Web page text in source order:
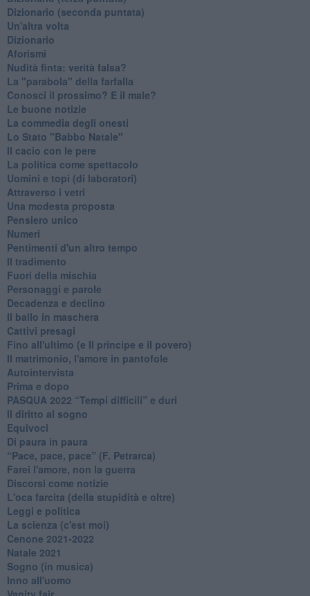
​Dizionario (seconda puntata)
Un'altra volta
Dizionario
Aforismi
Nudità finta: verità falsa?
La "parabola" della farfalla
Conosci il prossimo? E il male?
Le buone notizie
La commedia degli onesti
Lo Stato "Babbo Natale"
Il cacio con le pere
La politica come spettacolo
Uomini e topi (di laboratori)
Attraverso i vetri
Una modesta proposta
Pensiero unico
Numeri
Pentimenti d'un altro tempo
Il tradimento
Fuori della mischia
Personaggi e parole
Decadenza e declino
Il ballo in maschera
Cattivi presagi
Fino all'ultimo (e Il principe e il povero)
Il matrimonio, l'amore in pantofole
Autointervista
Prima e dopo
​PASQUA 2022 “Tempi difficili” e duri
Il diritto al sogno
Equivoci
Di paura in paura
​“Pace, pace, pace” (F. Petrarca)
Farei l'amore, non la guerra
Discorsi come notizie
L'oca farcita (della stupidità e oltre)
Leggi e politica
La scienza (c'est moi)
Cenone 2021-2022
Natale 2021
Sogno (in musica)
Inno all'uomo